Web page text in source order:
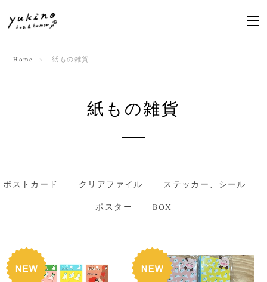
Home 紙もの雑貨
紙もの雑貨
ポストカード クリアファイル ステッカー、シール
ポスター BOX